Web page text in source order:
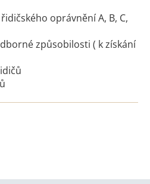
oprávnění A, B, C,
způsobilosti ( k získání